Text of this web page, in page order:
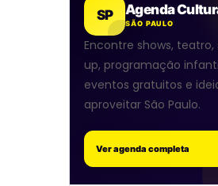
SP Agenda
SÃO PAULO
Encontre shows,
up, programação
eventos gratuitos e
aproveitar São Paulo.
Ver agenda completa